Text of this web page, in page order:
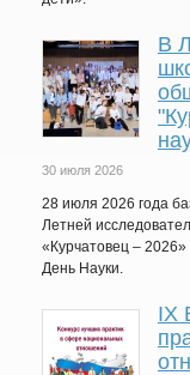
В
30 июля 2026
28 июля 2026 года
Летней
«Курчатовец –
День Науки.
IХ